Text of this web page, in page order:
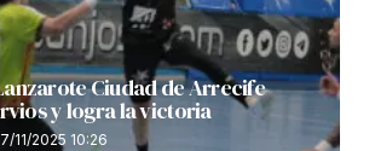
Ciudad de Arrecife
y logra la victoria
11/2025 10:26